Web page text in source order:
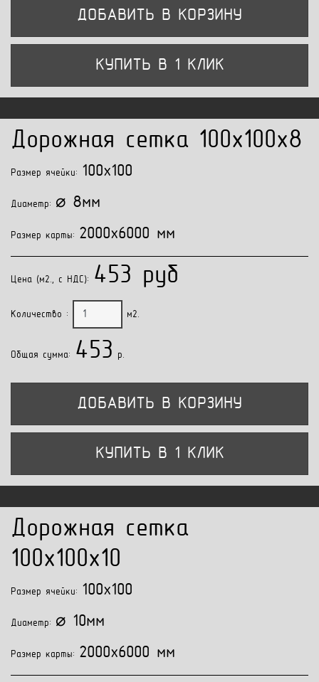
ДОБАВИТЬ В КОРЗИНУ
КУПИТЬ В 1 КЛИК
Дорожная сетка 100x100x8
Размер ячейки: 100x100
Диаметр: ⌀ 8мм
Размер карты: 2000x6000 мм
Цена (м2., с НДС): 453 руб
Количество : м2.
Общая сумма: 453 p.
ДОБАВИТЬ В КОРЗИНУ
КУПИТЬ В 1 КЛИК
Дорожная сетка
100x100x10
Размер ячейки: 100x100
Диаметр: ⌀ 10мм
Размер карты: 2000x6000 мм